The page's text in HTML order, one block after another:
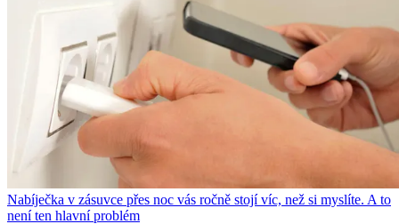
Nabíječka v zásuvce přes noc vás ročně stojí víc, než si myslíte. A to
není ten hlavní problém